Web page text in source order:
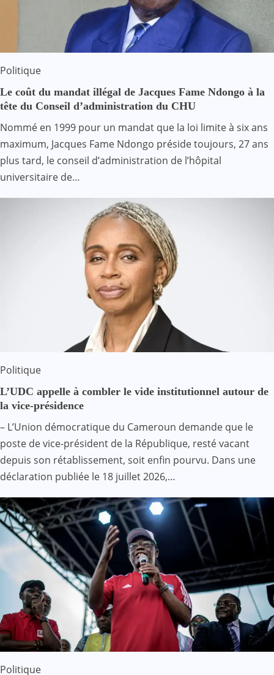
Politique
Le coût du mandat illégal de Jacques Fame Ndongo à la
tête du Conseil d’administration du CHU
Nommé en 1999 pour un mandat que la loi limite à six ans
maximum, Jacques Fame Ndongo préside toujours, 27 ans
plus tard, le conseil d’administration de l’hôpital
universitaire de…
Politique
L’UDC appelle à combler le vide institutionnel autour de
la vice-présidence
– L’Union démocratique du Cameroun demande que le
poste de vice-président de la République, resté vacant
depuis son rétablissement, soit enfin pourvu. Dans une
déclaration publiée le 18 juillet 2026,…
Politique